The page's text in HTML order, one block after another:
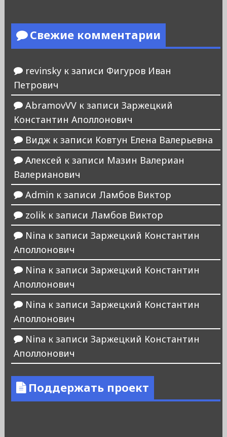
Свежие комментарии
revinskyк записи Фигуров Иван
Петрович
AbramovVVк записи Заржецкий
Константин Аполлонович
Виджк записи Ковтун Елена Валерьевна
Алексей к записи Мазин Валериан
Валерианович
Admin к записи Ламбов Виктор
zolikк записи Ламбов Виктор
Nina к записи Заржецкий Константин
Аполлонович
Nina к записи Заржецкий Константин
Аполлонович
Nina к записи Заржецкий Константин
Аполлонович
Nina к записи Заржецкий Константин
Аполлонович
Поддержать проект